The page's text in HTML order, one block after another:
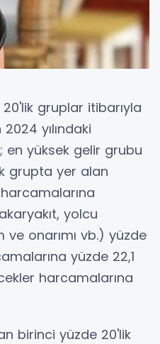
gruplar itibarıyla
yılındaki
en yüksek gelir grubu
grupta yer alan
yolcu
ve onarımı vb.) yüzde
yüzde 22,1
harcamalarına
birinci yüzde 20'lik